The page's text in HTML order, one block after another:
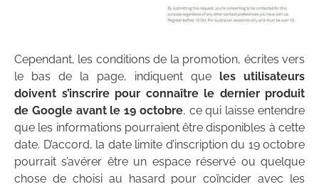
Cependant, les conditions de la promotion, écrites vers
le bas de la page, indiquent que les utilisateurs
doivent s’inscrire pour connaître le dernier produit
de Google avant le 19 octobre, ce qui laisse entendre
que les informations pourraient être disponibles à cette
date. D’accord, la date limite d’inscription du 19 octobre
pourrait s’avérer être un espace réservé ou quelque
chose de choisi au hasard pour coïncider avec les